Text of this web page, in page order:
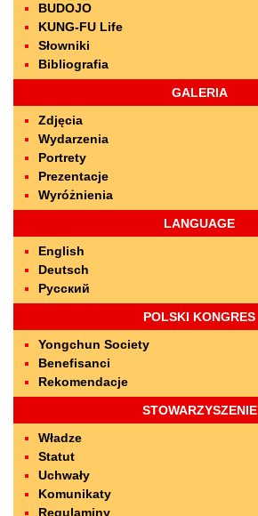
BUDOJO
KUNG-FU Life
Słowniki
Bibliografia
GALERIA
Zdjęcia
Wydarzenia
Portrety
Prezentacje
Wyróżnienia
LANGUAGE
English
Deutsch
Русский
POLSKI KONGRES
Yongchun Society
Benefisanci
Rekomendacje
STOWARZYSZENIE
Władze
Statut
Uchwały
Komunikaty
Regulaminy